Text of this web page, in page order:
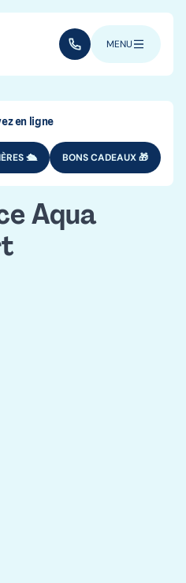
(+352) 28 32 6 - 334
MENU
en ligne
🛳️ BONS CADEAUX 🎁
Aqua
Resort